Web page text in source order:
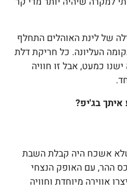
של לינת האוהלים התחלף
העליונה. כל חריקת דלת
כמעט, אבל זו חוויה
בג'יפ?
אשכח היה קבלת השבת
ההר, עם האופק הנצחי
אווירה מיוחדת וחוויה